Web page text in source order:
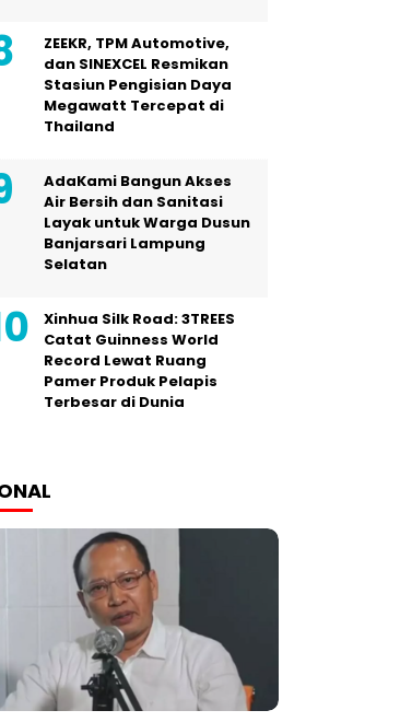
ZEEKR, TPM Automotive,
dan SINEXCEL Resmikan
Stasiun Pengisian Daya
Megawatt Tercepat di
Thailand
AdaKami Bangun Akses
Air Bersih dan Sanitasi
Layak untuk Warga Dusun
Banjarsari Lampung
Selatan
Xinhua Silk Road: 3TREES
Catat Guinness World
Record Lewat Ruang
Pamer Produk Pelapis
Terbesar di Dunia